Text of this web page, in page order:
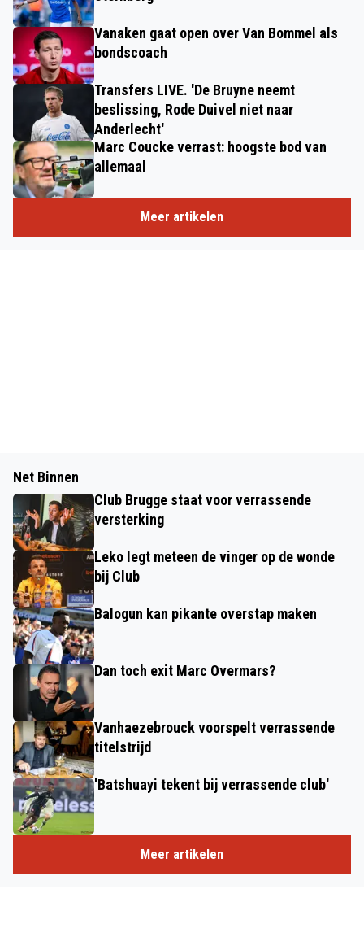
Vanaken gaat open over Van Bommel als
bondscoach
Transfers LIVE. 'De Bruyne neemt
beslissing, Rode Duivel niet naar
Anderlecht'
Marc Coucke verrast: hoogste bod van
allemaal
Meer artikelen
Net Binnen
Club Brugge staat voor verrassende
versterking
Leko legt meteen de vinger op de wonde
bij Club
Balogun kan pikante overstap maken
Dan toch exit Marc Overmars?
Vanhaezebrouck voorspelt verrassende
titelstrijd
'Batshuayi tekent bij verrassende club'
Meer artikelen